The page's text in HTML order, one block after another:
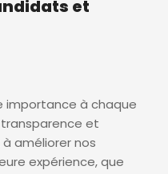
et
importance à chaque
et
améliorer nos
expérience, que